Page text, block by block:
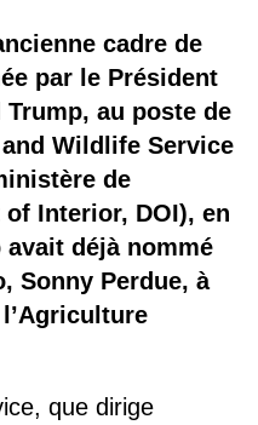
cadre de
par le Président
au poste de
Wildlife Service
de
of Interior, DOI), en
avait déjà nommé
Sonny Perdue, à
que dirige